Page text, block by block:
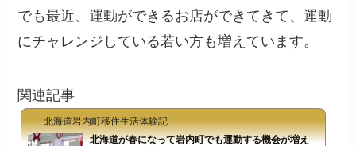
でも最近、運動ができるお店ができてきて、運動
にチャレンジしている若い方も増えています。
関連記事
北海道岩内町移住生活体験記
北海道が春になって岩内町でも運動する機会が増え